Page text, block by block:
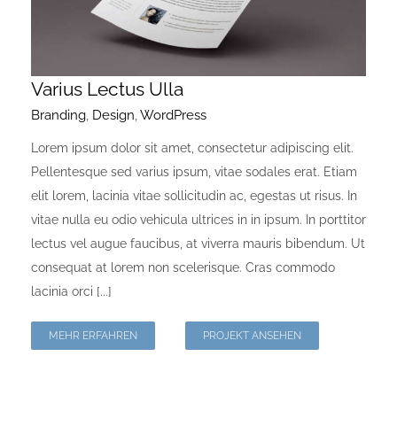
Varius Lectus Ulla
Branding, Design,WordPress
Lorem ipsum dolor sit amet, consectetur adipiscing elit.
Pellentesque sed varius ipsum, vitae sodales erat. Etiam
elit lorem, lacinia vitae sollicitudin ac, egestas ut risus. In
vitae nulla eu odio vehicula ultrices in in ipsum. In porttitor
lectus vel augue faucibus, at viverra mauris bibendum. Ut
consequat at lorem non scelerisque. Cras commodo
lacinia orci [...]
MEHR ERFAHREN PROJEKT ANSEHEN